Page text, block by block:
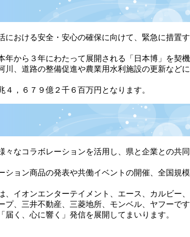
おける安全・安心の確保に向けて、緊急に措置
から３年にわたって展開される「日本博」を契
、道路の整備促進や農業用水利施設の更新など
，６７９億２千６百万円となります。
なコラボレーションを活用し、県と企業との共
ョン商品の発表や共働イベントの開催、全国規
イオンエンターテイメント、エース、カルビー
、三井不動産、三菱地所、モンベル、ヤフーです
く、心に響く」発信を展開してまいります。